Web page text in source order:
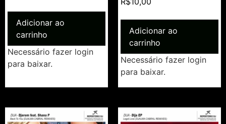
Adicionar ao
carrinho
Necessário fazer login
para baixar.
Adicionar ao
carrinho
Necessário fazer login
para baixar.